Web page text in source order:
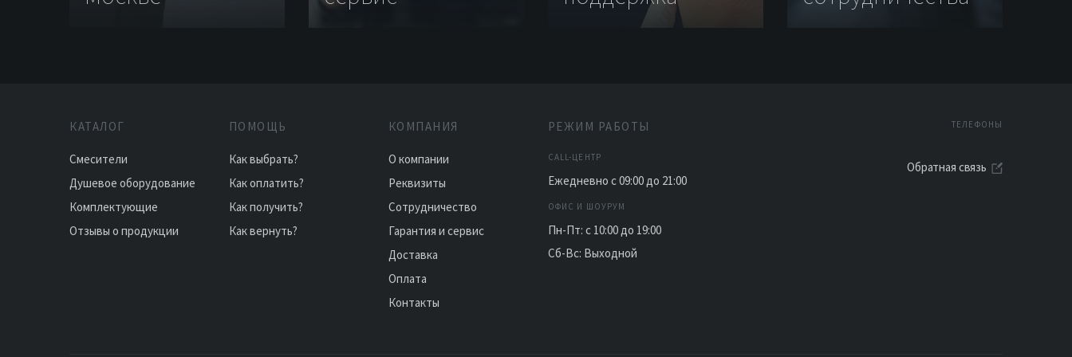
КАТАЛОГ
Смесители
Душевое оборудование
Комплектующие
Отзывы о продукции
ПОМОЩЬ
Как выбрать?
Как оплатить?
Как получить?
Как вернуть?
КОМПАНИЯ
О компании
Реквизиты
Сотрудничество
Гарантия и сервис
Доставка
Оплата
Контакты
РЕЖИМ РАБОТЫ
CALL-ЦЕНТР
Ежедневно с 09:00 до 21:00
ОФИС И ШОУРУМ
Пн-Пт: с 10:00 до 19:00
Сб-Вс: Выходной
ТЕЛЕФОНЫ
Обратная связь